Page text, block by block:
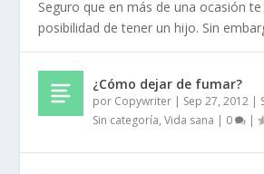
Seguro que en más de una ocasión
posibilidad de tener un hijo. Sin
¿Cómo dejar de fumar?
por Copywriter | Sep 27, 2012 |
Sin categoría,Vida sana | 0 |